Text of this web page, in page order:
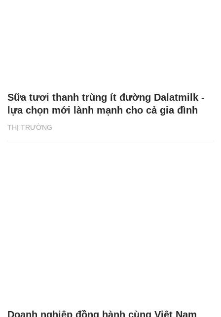
THỊ TRƯỜNG
Sữa tươi thanh trùng ít đường Dalatmilk -
lựa chọn mới lành mạnh cho cả gia đình
Doanh nghiệp đồng hành cùng Việt Nam